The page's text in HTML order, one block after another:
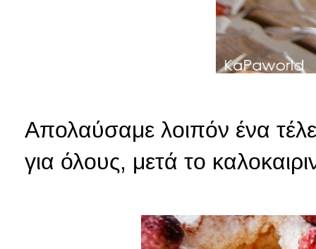
Απολαύσαμε λοιπόν ένα
για όλους, μετά το